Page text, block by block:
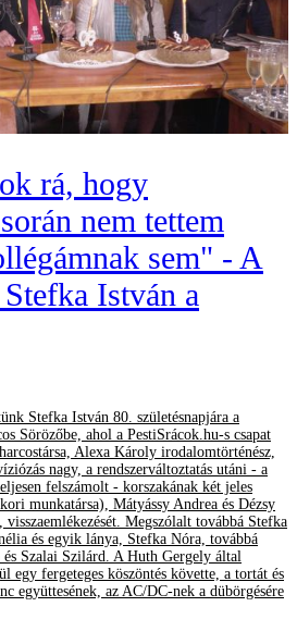
rá, hogy
nem tettem
sem" - A
István a
Stefka István 80. születésnapjára a
Sörözőbe, ahol a PestiSrácok.hu-s csapat
Alexa Károly irodalomtörténész,
nagy, a rendszerváltoztatás utáni - a
felszámolt - korszakának két jeles
munkatársa), Mátyássy Andrea és Dézsy
Megszólalt továbbá Stefka
és egyik lánya, Stefka Nóra, továbbá
Szalai Szilárd. A Huth Gergely által
egy fergeteges köszöntés követte, a tortát és
együttesének, az AC/DC-nek a dübörgésére